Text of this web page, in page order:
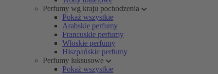
Perfumy wg kraju pochodzenia
Pokaż wszystkie
Arabskie perfumy
Francuskie perfumy
Włoskie perfumy
Hiszpańskie perfumy
Perfumy luksusowe
Pokaż wszystkie